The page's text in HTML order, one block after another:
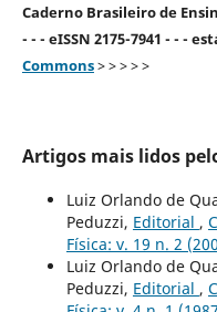
Caderno Brasileiro de
- - - eISSN 2175-7941 - - -
Commons> > > > >
Artigos mais lidos
Luiz Orlando de
Peduzzi, Editorial ,
Física: v. 19 n. 2
Luiz Orlando de
Peduzzi, Editorial ,